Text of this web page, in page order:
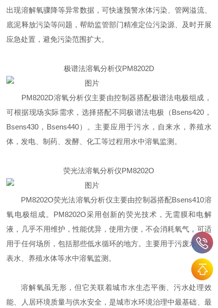
出现溶解氧骤降等异常数据，可快速预警水体污染、管网溢流、
底泥释放污染等问题，帮助监管部门精准定位污染源、及时开展
应急处置，避免污染范围扩大。
极谱法溶氧分析仪PM8202D
PM8202D溶氧分析仪主要由控制器搭配极谱法电极组成，
可根据现场实际需求，选择搭配不同极谱法电极（Bsens420，
Bsens430，Bsens440）。主要应用于污水，自来水，养殖水
体，发电、制药、发酵、化工等过程用水中溶氧监测。
荧光法溶氧分析仪PM8202O
PM8202O荧光法溶氧分析仪主要由控制器搭配Bsens410溶
氧电极组成。PM8202O采用创新的荧光技术，无需膜和电解
液，几乎不用维护，性能优异，使用方便，不会消耗氧气，可适
用于任何场所，包括那些低水循环的地方。主要用于污废水、地
表水、养殖水体等水中溶氧监测。
溶解氧虽无形，但它关联着城市水生态平衡、污水处理效
能、人居环境质量与供水安全，是城市水环境治理中最基础、最